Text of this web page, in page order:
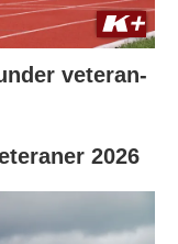
veteran-
2026